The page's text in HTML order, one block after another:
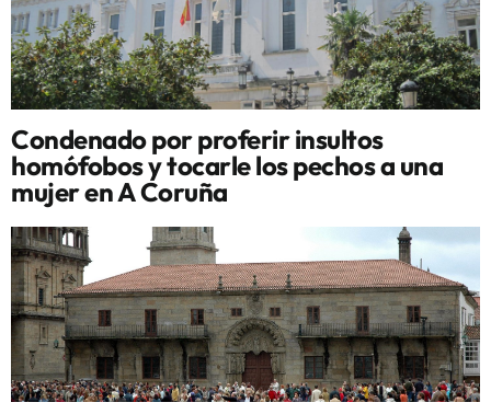
Condenado por proferir insultos
homófobos y tocarle los pechos a una
mujer en A Coruña